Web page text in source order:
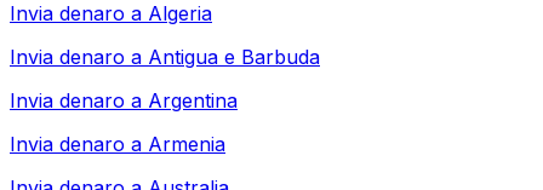
Invia denaro a Algeria
Invia denaro a Antigua e Barbuda
Invia denaro a Argentina
Invia denaro a Armenia